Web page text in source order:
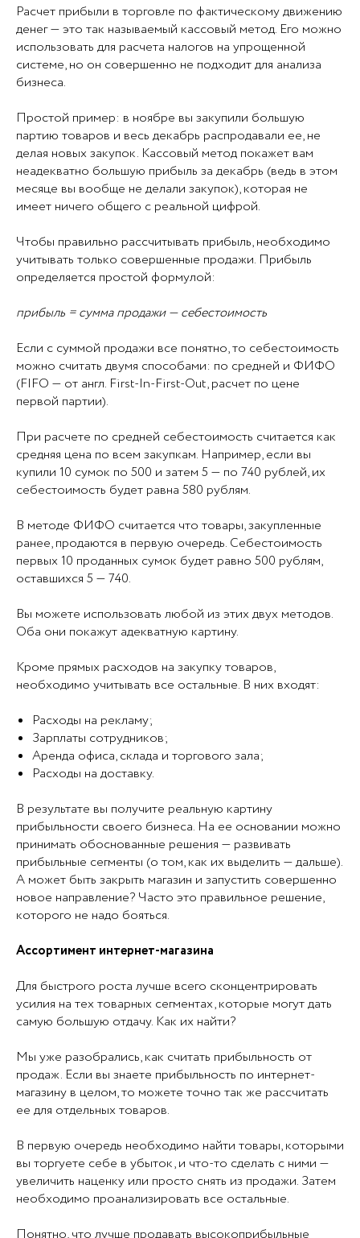
Расчет прибыли в торговле по фактическому движению
денег — это так называемый кассовый метод. Его можно
использовать для расчета налогов на упрощенной
системе, но он совершенно не подходит для анализа
бизнеса.
Простой пример: в ноябре вы закупили большую
партию товаров и весь декабрь распродавали ее, не
делая новых закупок. Кассовый метод покажет вам
неадекватно большую прибыль за декабрь (ведь в этом
месяце вы вообще не делали закупок), которая не
имеет ничего общего с реальной цифрой.
Чтобы правильно рассчитывать прибыль, необходимо
учитывать только совершенные продажи. Прибыль
определяется простой формулой:
прибыль = сумма продажи — себестоимость
Если с суммой продажи все понятно, то себестоимость
можно считать двумя способами: по средней и ФИФО
(FIFO — от англ. First-In-First-Out, расчет по цене
первой партии).
При расчете по средней себестоимость считается как
средняя цена по всем закупкам. Например, если вы
купили 10 сумок по 500 и затем 5 — по 740 рублей, их
себестоимость будет равна 580 рублям.
В методе ФИФО считается что товары, закупленные
ранее, продаются в первую очередь. Себестоимость
первых 10 проданных сумок будет равно 500 рублям,
оставшихся 5 — 740.
Вы можете использовать любой из этих двух методов.
Оба они покажут адекватную картину.
Кроме прямых расходов на закупку товаров,
необходимо учитывать все остальные. В них входят:
Расходы на рекламу;
Зарплаты сотрудников;
Аренда офиса, склада и торгового зала;
Расходы на доставку.
В результате вы получите реальную картину
прибыльности своего бизнеса. На ее основании можно
принимать обоснованные решения — развивать
прибыльные сегменты (о том, как их выделить — дальше).
А может быть закрыть магазин и запустить совершенно
новое направление? Часто это правильное решение,
которого не надо бояться.
Ассортимент интернет-магазина
Для быстрого роста лучше всего сконцентрировать
усилия на тех товарных сегментах, которые могут дать
самую большую отдачу. Как их найти?
Мы уже разобрались, как считать прибыльность от
продаж. Если вы знаете прибыльность по интернет-
магазину в целом, то можете точно так же рассчитать
ее для отдельных товаров.
В первую очередь необходимо найти товары, которыми
вы торгуете себе в убыток, и что-то сделать с ними —
увеличить наценку или просто снять из продажи. Затем
необходимо проанализировать все остальные.
Понятно, что лучше продавать высокоприбыльные